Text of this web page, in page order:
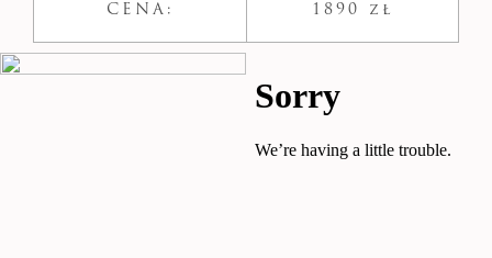
CENA: 1890 zł